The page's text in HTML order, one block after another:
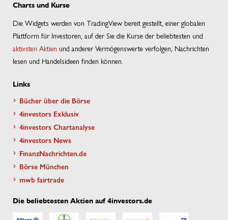
Charts und Kurse
Die Widgets werden von TradingView bereit gestellt, einer globalen
Plattform für Investoren, auf der Sie die Kurse der beliebtesten und
aktivsten Aktien und anderer Vermögenswerte verfolgen, Nachrichten
lesen und Handelsideen finden können.
Links
Bücher über die Börse
4investors Exklusiv
4investors Chartanalyse
4investors News
FinanzNachrichten.de
Börse München
mwb fairtrade
Die beliebtesten Aktien auf 4investors.de